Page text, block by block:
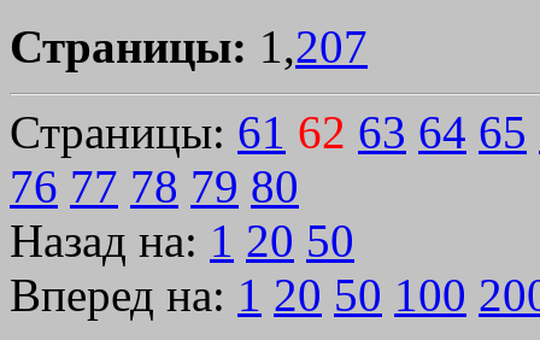
Страницы: 1,207
Страницы: 61 62 63 64 65
76 77 78 79 80
Назад на: 1 20 50
Вперед на: 1 20 50 100